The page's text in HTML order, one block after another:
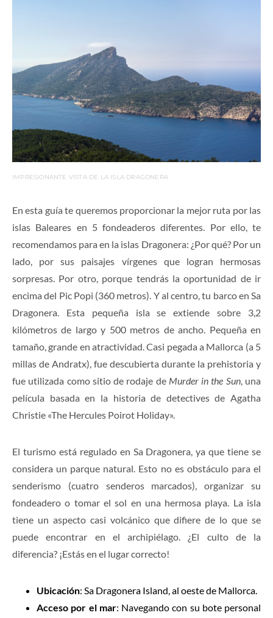
IMPRESIONANTE VISTA DE LA ISLA DRAGONERA
En esta guía te queremos proporcionar la mejor ruta por las
islas Baleares en 5 fondeaderos diferentes. Por ello, te
recomendamos para en la islas Dragonera: ¿Por qué? Por un
lado, por sus paisajes vírgenes que logran hermosas
sorpresas. Por otro, porque tendrás la oportunidad de ir
encima del Pic Popi (360 metros). Y al centro, tu barco en Sa
Dragonera. Esta pequeña isla se extiende sobre 3,2
kilómetros de largo y 500 metros de ancho. Pequeña en
tamaño, grande en atractividad. Casi pegada a Mallorca (a 5
millas de Andratx), fue descubierta durante la prehistoria y
fue utilizada como sitio de rodaje de Murder in the Sun, una
película basada en la historia de detectives de Agatha
Christie «The Hercules Poirot Holiday».
El turismo está regulado en Sa Dragonera, ya que tiene se
considera un parque natural. Esto no es obstáculo para el
senderismo (cuatro senderos marcados), organizar su
fondeadero o tomar el sol en una hermosa playa. La isla
tiene un aspecto casi volcánico que difiere de lo que se
puede encontrar en el archipiélago. ¿El culto de la
diferencia? ¡Estás en el lugar correcto!
Ubicación: Sa Dragonera Island, al oeste de Mallorca.
Acceso por el mar: Navegando con su bote personal